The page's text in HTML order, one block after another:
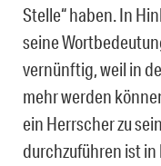
Stelle“ haben. In
seine
vernünftig, weil in
mehr werden
ein Herrscher zu
durchzuführen ist in